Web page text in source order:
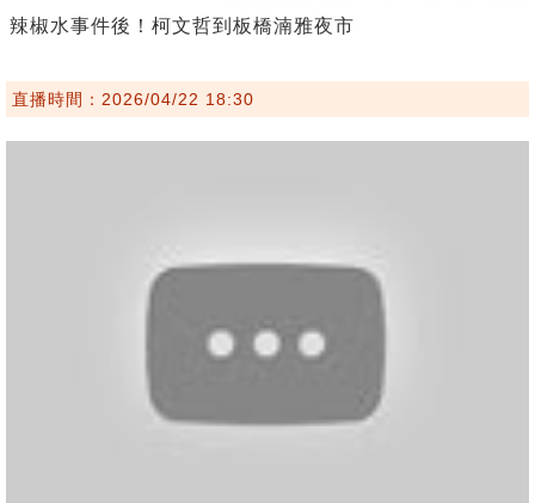
辣椒水事件後！柯文哲到板橋湳雅夜市
直播時間：2026/04/22 18:30